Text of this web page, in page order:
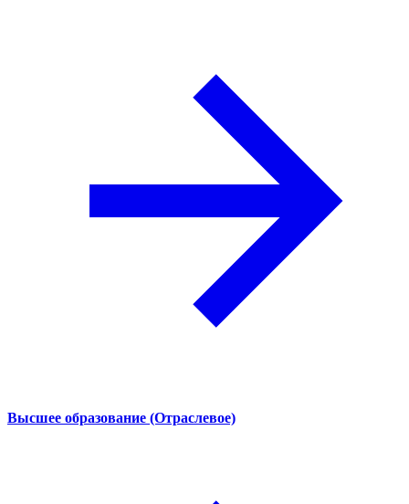
Высшее образование (Отраслевое)